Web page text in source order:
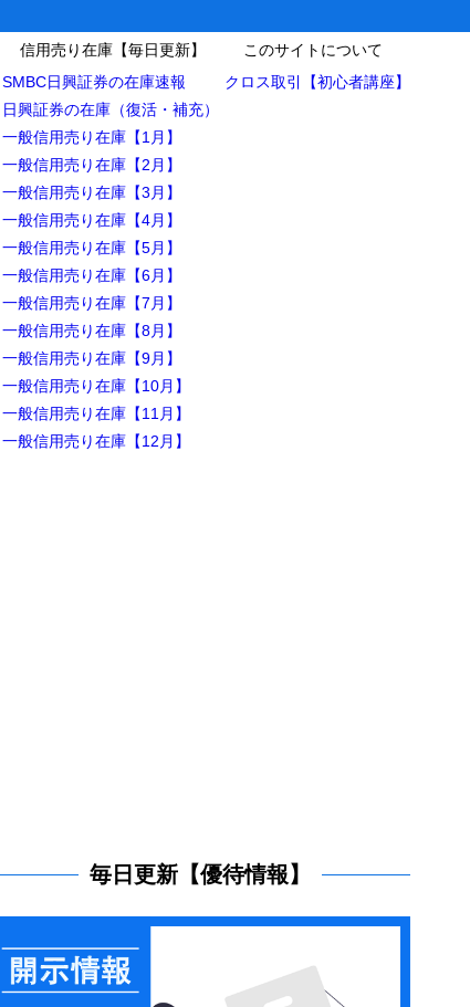
信用売り在庫【毎日更新】
SMBC日興証券の在庫速報
日興証券の在庫（復活・補充）
一般信用売り在庫【1月】
一般信用売り在庫【2月】
一般信用売り在庫【3月】
一般信用売り在庫【4月】
一般信用売り在庫【5月】
一般信用売り在庫【6月】
一般信用売り在庫【7月】
一般信用売り在庫【8月】
一般信用売り在庫【9月】
一般信用売り在庫【10月】
一般信用売り在庫【11月】
一般信用売り在庫【12月】
このサイトについて
クロス取引【初心者講座】
毎日更新【優待情報】